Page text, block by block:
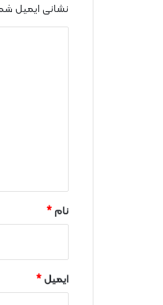
نشانی ایمیل
نام*
ایمیل*